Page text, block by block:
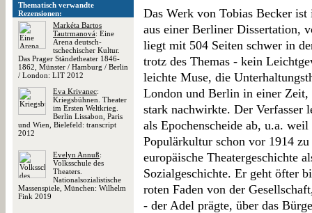
Thematisch verwandte
Rezensionen:
Markéta Bartos
Tautrmanová: Eine
Arena deutsch-
tschechischer Kultur.
Das Prager Ständetheater 1846-
1862, Münster / Hamburg / Berlin
/ London: LIT 2012
Eva Krivanec:
Kriegsbühnen. Theater
im Ersten Weltkrieg.
Berlin Lissabon, Paris
und Wien, Bielefeld: transcript
2012
Evelyn Annuß:
Volksschule des
Theaters.
Nationalsozialistische
Massenspiele, München: Wilhelm
Fink 2019
Das Werk von Tobias Becker
aus einer Berliner Dissertation,
liegt mit 504 Seiten schwer in
trotz des Themas - kein
leichte Muse, die
London und Berlin in einer Zeit,
stark nachwirkte. Der Verfasser
als Epochenscheide ab, u.a.
Populärkultur schon vor 1914
europäische Theatergeschichte
Sozialgeschichte. Er geht öfter
roten Faden von der
- der Adel prägte, über das